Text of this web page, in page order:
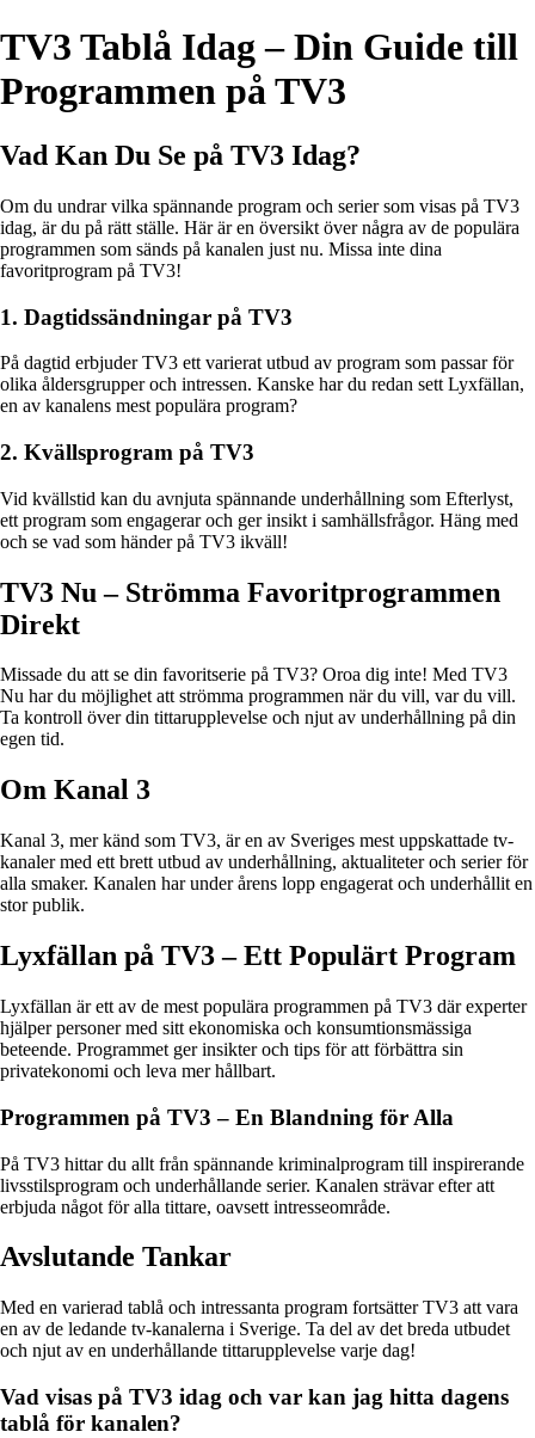
TV3 Tablå Idag – Din Guide till
Programmen på TV3
Vad Kan Du Se på TV3 Idag?
Om du undrar vilka spännande program och serier som visas på TV3
idag, är du på rätt ställe. Här är en översikt över några av de populära
programmen som sänds på kanalen just nu. Missa inte dina
favoritprogram på TV3!
1. Dagtidssändningar på TV3
På dagtid erbjuder TV3 ett varierat utbud av program som passar för
olika åldersgrupper och intressen. Kanske har du redan sett Lyxfällan,
en av kanalens mest populära program?
2. Kvällsprogram på TV3
Vid kvällstid kan du avnjuta spännande underhållning som Efterlyst,
ett program som engagerar och ger insikt i samhällsfrågor. Häng med
och se vad som händer på TV3 ikväll!
TV3 Nu – Strömma Favoritprogrammen
Direkt
Missade du att se din favoritserie på TV3? Oroa dig inte! Med TV3
Nu har du möjlighet att strömma programmen när du vill, var du vill.
Ta kontroll över din tittarupplevelse och njut av underhållning på din
egen tid.
Om Kanal 3
Kanal 3, mer känd som TV3, är en av Sveriges mest uppskattade tv-
kanaler med ett brett utbud av underhållning, aktualiteter och serier för
alla smaker. Kanalen har under årens lopp engagerat och underhållit en
stor publik.
Lyxfällan på TV3 – Ett Populärt Program
Lyxfällan är ett av de mest populära programmen på TV3 där experter
hjälper personer med sitt ekonomiska och konsumtionsmässiga
beteende. Programmet ger insikter och tips för att förbättra sin
privatekonomi och leva mer hållbart.
Programmen på TV3 – En Blandning för Alla
På TV3 hittar du allt från spännande kriminalprogram till inspirerande
livsstilsprogram och underhållande serier. Kanalen strävar efter att
erbjuda något för alla tittare, oavsett intresseområde.
Avslutande Tankar
Med en varierad tablå och intressanta program fortsätter TV3 att vara
en av de ledande tv-kanalerna i Sverige. Ta del av det breda utbudet
och njut av en underhållande tittarupplevelse varje dag!
Vad visas på TV3 idag och var kan jag hitta dagens
tablå för kanalen?